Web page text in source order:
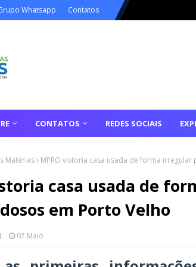
Whatsapp Contatos
CONTATOS REDES SOCIAIS
Matérias MPRO vistoria casa usada de forma
casa usada de
em Porto Velho
07 Maio